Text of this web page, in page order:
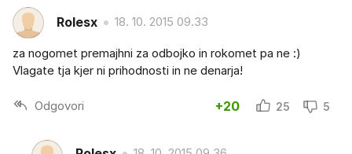
Rolesx 18. 10. 2015 09.33
za nogomet premajhni za odbojko in rokomet pa ne :)
Vlagate tja kjer ni prihodnosti in ne denarja!
Odgovori +20 25 5